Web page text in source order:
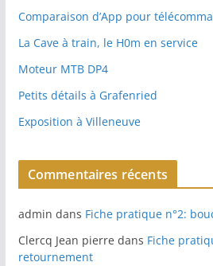
Comparaison d’App pour
La Cave à train, le H0m en service
Moteur MTB DP4
Petits détails à Grafenried
Exposition à Villeneuve
Commentaires récents
admin dans Fiche pratique n°2:
Clercq Jean pierre dans Fiche
retournement